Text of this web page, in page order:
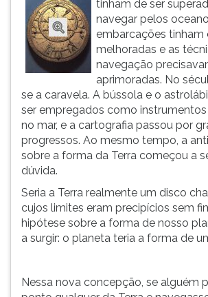
tinham de ser
navegar pelos
embarcações tinham
melhoradas e as
navegação
aprimoradas. No
se a caravela. A bússola e o
ser empregados como
no mar, e a cartografia passou por
progressos. Ao mesmo tempo, a
sobre a forma da Terra começou a
dúvida.
Seria a Terra realmente um disco
cujos limites eram precipícios sem
hipótese sobre a forma de nosso
a surgir: o planeta teria a forma de
Nessa nova concepção, se alguém